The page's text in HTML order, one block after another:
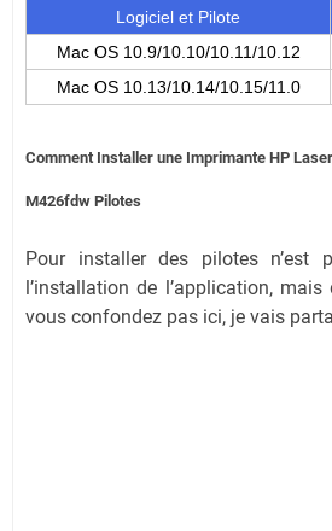
Logiciel et Pilote
Mac OS 10.9/10.10/10.11/10.12
Mac OS 10.13/10.14/10.15/11.0
Comment Installer une Imprimante HP
M426fdw Pilotes
Pour installer des pilotes n’est
l’installation de l’application,
vous confondez pas ici, je vais